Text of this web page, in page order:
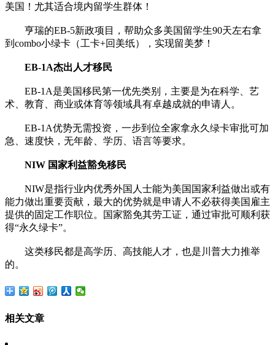
美国！尤其适合境内留学生群体！
亨瑞的EB-5新政项目，帮助众多美国留学生90天左右拿
到combo小绿卡（工卡+回美纸），实现留美梦！
EB-1A杰出人才移民
EB-1A是美国移民第一优先类别，主要是为在科学、艺
术、教育、商业或体育等领域具有卓越成就的申请人。
EB-1A优势无需投资，一步到位全家拿永久绿卡审批可加
急、速度快，无年龄、学历、语言等要求。
NIW 国家利益豁免移民
NIW是指行业内优秀外国人士能为美国国家利益做出或有
能力做出重要贡献，最大的优势就是申请人不必获得美国雇主
提供的固定工作职位。国家豁免其劳工证，通过审批可顺利获
得“永久绿卡”。
这类移民都是高学历、高技能人才，也是川普大力推举
的。
相关文章